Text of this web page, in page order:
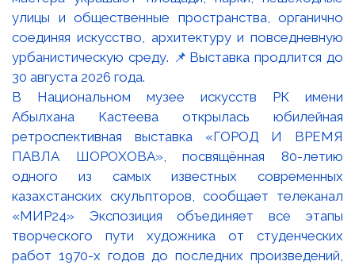
В Национальном музее искусств РК имени
Абылхана Кастеева открылась юбилейная
ретроспективная выставка «ГОРОД И ВРЕМЯ
ПАВЛА ШОРОХОВА», посвящённая 80-летию
одного из самых известных современных
казахстанских скульпторов, сообщает телеканал
«МИР24» Экспозиция объединяет все этапы
творческого пути художника от студенческих
работ 1970-х годов до последних произведений,